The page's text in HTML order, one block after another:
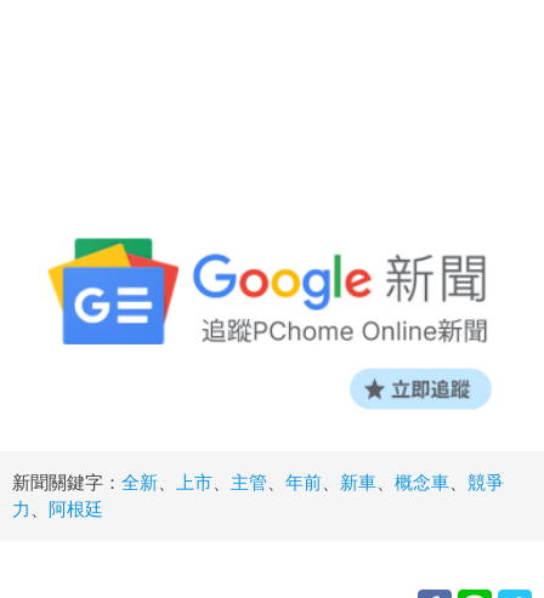
新聞關鍵字： 全新 上市 主管 年前 新車 概念車
競爭
力
阿根廷